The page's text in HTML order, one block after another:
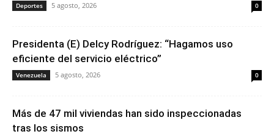
Deportes 5 agosto, 2026 0
Presidenta (E) Delcy Rodríguez: “Hagamos uso
eficiente del servicio eléctrico”
Venezuela 5 agosto, 2026 0
Más de 47 mil viviendas han sido inspeccionadas
tras los sismos